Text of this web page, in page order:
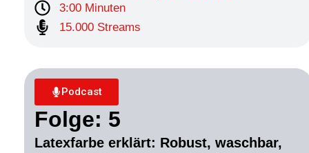
3:00 Minuten
15.000 Streams
Podcast
Folge: 5
Latexfarbe erklärt: Robust, waschbar,